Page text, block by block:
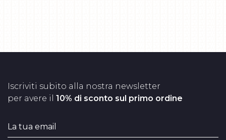
Iscriviti subito alla nostra newsletter
per avere il 10% di sconto sul primo ordine